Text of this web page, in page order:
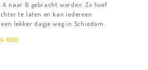
A naar B gebracht worden. Zo hoef
te laten en kan iedereen
lekker dagje weg in Schiedam.
666